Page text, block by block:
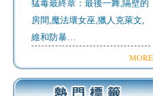
猛毒最終章：最後一舞,隔壁的
房間,魔法壞女巫,獵人克萊文,
維和防暴…
MORE